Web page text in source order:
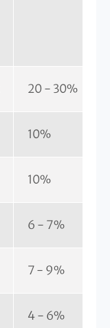
20 - 30%
10%
10%
6 - 7%
7 - 9%
4 - 6%